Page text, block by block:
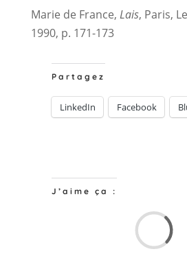
Marie de France, Lais, Paris,
1990, p. 171-173
Partagez
LinkedIn Facebook
J’aime ça :